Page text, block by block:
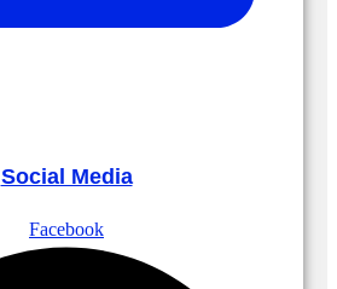
Social Media
Facebook